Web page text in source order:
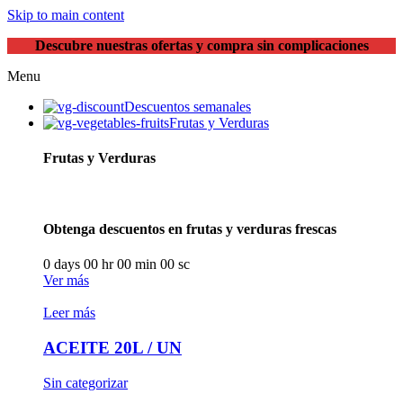
Skip to main content
Descubre nuestras ofertas y compra sin complicaciones
Menu
Descuentos semanales
Frutas y Verduras
Frutas y Verduras
Obtenga descuentos en frutas y verduras frescas
0 days 00 hr00 min 00 sc
Ver más
Leer más
ACEITE 20L / UN
Sin categorizar